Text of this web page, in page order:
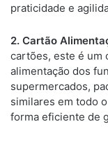
praticidade e
2. Cartão
cartões, este é um
alimentação dos
supermercados,
similares em todo
forma eficiente de